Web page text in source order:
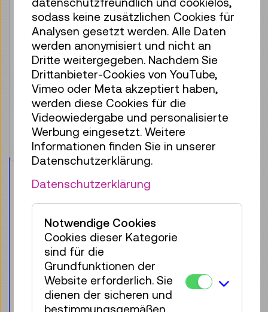
TMW-Produkte
TMW Trinkflasche 600 ml
aus recyceltem Material
Für die Zielgruppe:
Jugendliche & Erwachsene
€ 6,80
sodass keine zusätzlichen Cookies für
Analysen gesetzt werden. Alle Daten
werden anonymisiert und nicht an
Dritte weitergegeben. Nachdem Sie
Drittanbieter-Cookies von YouTube,
Vimeo oder Meta akzeptiert haben,
werden diese Cookies für die
Videowiedergabe und personalisierte
Werbung eingesetzt. Weitere
Informationen finden Sie in unserer
Datenschutzerklärung.
Datenschutzerklärung
Notwendige Cookies
Cookies dieser Kategorie
sind für die
Grundfunktionen der
Website erforderlich. Sie
dienen der sicheren und
bestimmungsgemäßen